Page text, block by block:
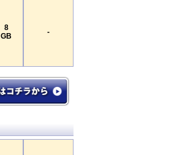
8
GB
-